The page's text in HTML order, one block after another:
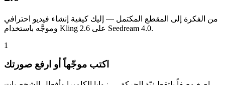
من الفكرة إلى المقطع المكتمل — إليك كيفية إنشاء فيديو احترافي
وموجَّه باستخدام Kling 2.6 على Seedream 4.0.
1
اكتب موجّهاً أو ارفع صورتك